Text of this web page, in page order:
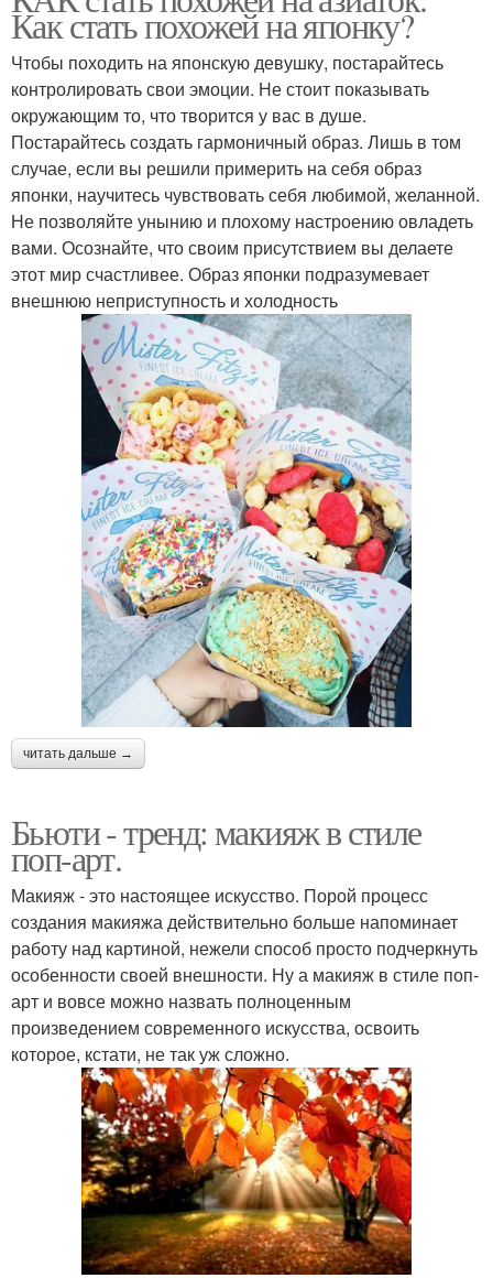
Как стать похожей на японку?
Чтобы походить на японскую девушку, постарайтесь
контролировать свои эмоции. Не стоит показывать
окружающим то, что творится у вас в душе.
Постарайтесь создать гармоничный образ. Лишь в том
случае, если вы решили примерить на себя образ
японки, научитесь чувствовать себя любимой, желанной.
Не позволяйте унынию и плохому настроению овладеть
вами. Осознайте, что своим присутствием вы делаете
этот мир счастливее. Образ японки подразумевает
внешнюю неприступность и холодность
читать дальше →
Бьюти - тренд: макияж в стиле
поп-арт.
Макияж - это настоящее искусство. Порой процесс
создания макияжа действительно больше напоминает
работу над картиной, нежели способ просто подчеркнуть
особенности своей внешности. Ну а макияж в стиле поп-
арт и вовсе можно назвать полноценным
произведением современного искусства, освоить
которое, кстати, не так уж сложно.